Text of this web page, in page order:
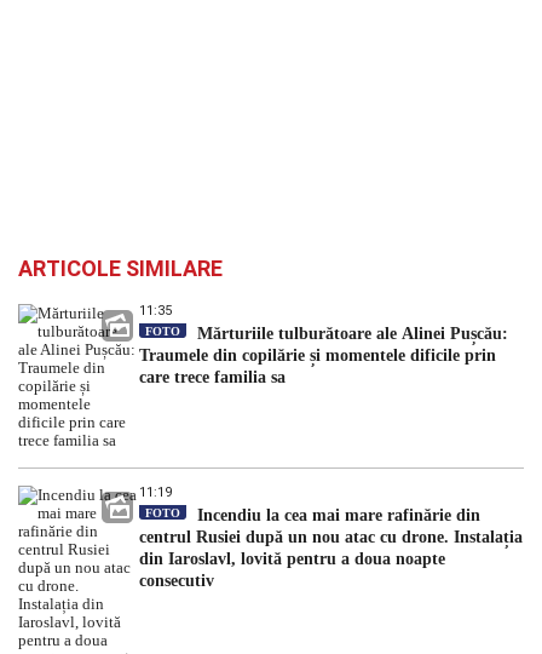
ARTICOLE SIMILARE
11:35
FOTO
Mărturiile tulburătoare ale Alinei Pușcău:
Traumele din copilărie și momentele dificile prin
care trece familia sa
11:19
FOTO
Incendiu la cea mai mare rafinărie din
centrul Rusiei după un nou atac cu drone. Instalația
din Iaroslavl, lovită pentru a doua noapte
consecutiv